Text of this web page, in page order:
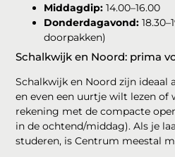
Middagdip: 14.00–16.00
Donderdagavond:
doorpakken)
Schalkwijk en Noord: prima
Schalkwijk en Noord zijn ideaal
en even een uurtje wilt lezen of
rekening met de compacte
in de ochtend/middag). Als je
studeren, is Centrum meestal